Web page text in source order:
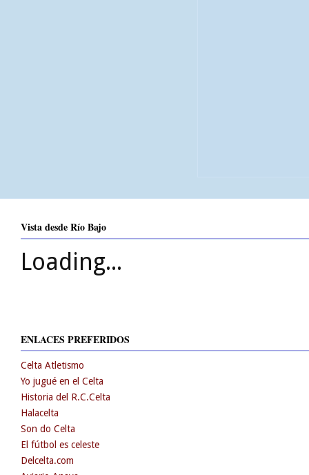
Vista desde Río Bajo
Loading...
ENLACES PREFERIDOS
Celta Atletismo
Yo jugué en el Celta
Historia del R.C.Celta
Halacelta
Son do Celta
El fútbol es celeste
Delcelta.com